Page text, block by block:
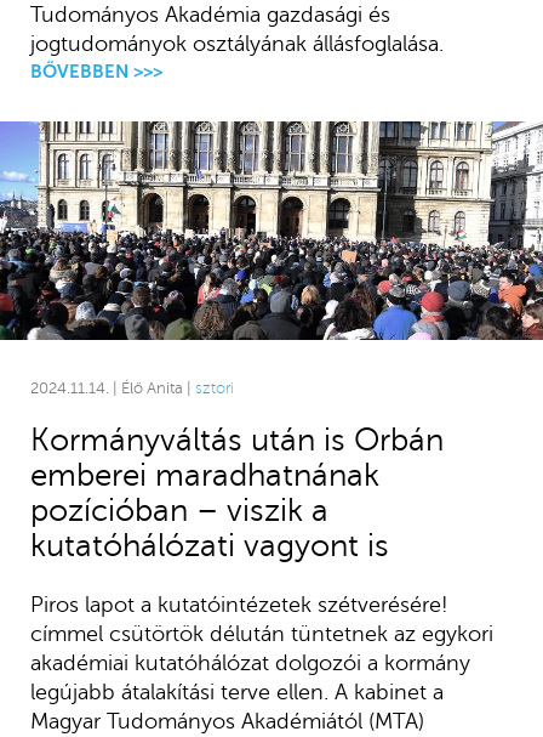
Tudományos Akadémia gazdasági és
jogtudományok osztályának állásfoglalása.
BŐVEBBEN >>>
2024.11.14. | Élő Anita | sztori
Kormányváltás után is Orbán
emberei maradhatnának
pozícióban – viszik a
kutatóhálózati vagyont is
Piros lapot a kutatóintézetek szétverésére!
címmel csütörtök délután tüntetnek az egykori
akadémiai kutatóhálózat dolgozói a kormány
legújabb átalakítási terve ellen. A kabinet a
Magyar Tudományos Akadémiától (MTA)